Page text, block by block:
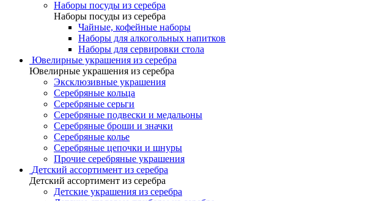
Наборы посуды из серебра
Наборы посуды из серебра
Чайные, кофейные наборы
Наборы для алкогольных напитков
Наборы для сервировки стола
Ювелирные украшения из серебра
Ювелирные украшения из серебра
Эксклюзивные украшения
Серебряные кольца
Серебряные серьги
Серебряные подвески и медальоны
Серебряные броши и значки
Серебряные колье
Серебряные цепочки и шнуры
Прочие серебряные украшения
Детский ассортимент из серебра
Детский ассортимент из серебра
Детские украшения из серебра